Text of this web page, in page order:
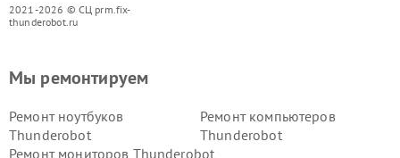
2021-2026 © СЦ prm.fix-
thunderobot.ru
Мы ремонтируем
Ремонт ноутбуков
Thunderobot
Ремонт компьютеров
Thunderobot
Ремонт мониторов Thunderobot